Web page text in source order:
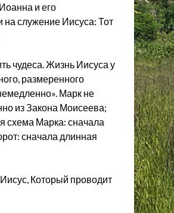
и его
служение Иисуса: Тот
чудеса. Жизнь Иисуса у
размеренного
Марк не
из Закона Моисеева;
схема Марка: сначала
сначала длинная
Который проводит